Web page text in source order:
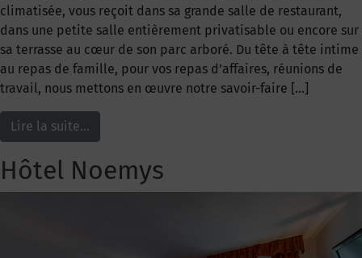
climatisée, vous reçoit dans sa grande salle de restaurant,
dans une petite salle entièrement privatisable ou encore sur
sa terrasse au cœur de son parc arboré. Du tête à tête intime
au repas de famille, pour vos repas d’affaires, réunions de
travail, nous mettons en œuvre notre savoir-faire […]
Lire la suite…
Hôtel Noemys